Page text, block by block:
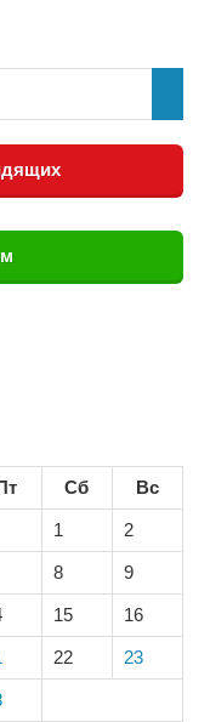
Сб Вс
1 2
8 9
15 16
22 23